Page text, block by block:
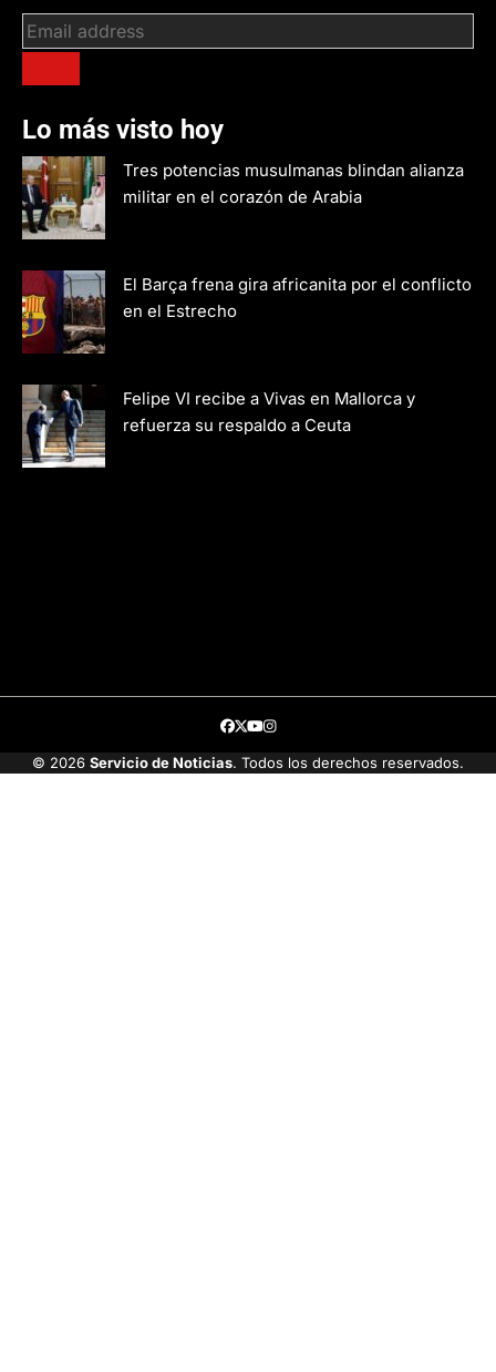
Lo más visto hoy
Tres potencias musulmanas blindan alianza
militar en el corazón de Arabia
El Barça frena gira africanita por el conflicto
en el Estrecho
Felipe VI recibe a Vivas en Mallorca y
refuerza su respaldo a Ceuta
Facebook
TwitterYoutube
Instagram
© 2026 Servicio de Noticias. Todos los derechos reservados.